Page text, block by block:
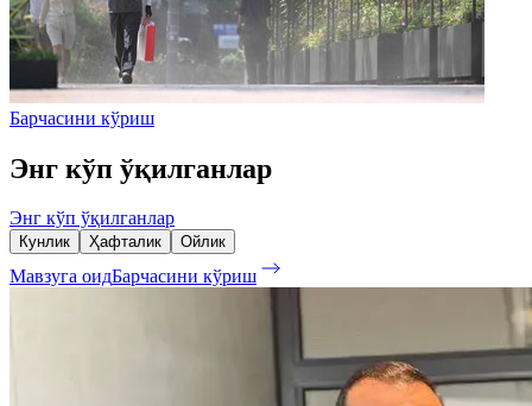
Барчасини кўриш
Энг кўп ўқилганлар
Энг кўп ўқилганлар
Кунлик Ҳафталик Ойлик
Мавзуга оидБарчасини кўриш